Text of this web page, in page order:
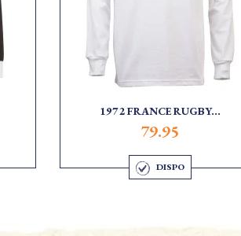
1972 FRANCE RUGBY...
79.95
DISPO